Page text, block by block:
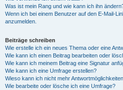
Was ist mein Rang und wie kann ich ihn
Wenn ich bei einem Benutzer auf den E-Mail-
anzumelden.
Beiträge schreiben
Wie erstelle ich ein neues Thema oder eine
Wie kann ich einen Beitrag bearbeiten oder
Wie kann ich meinem Beitrag eine Signatur
Wie kann ich eine Umfrage erstellen?
Wieso kann ich nicht mehr
Wie bearbeite oder lösche ich eine Umfrage?